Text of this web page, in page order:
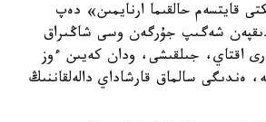
قايتسەم حالقىما ارنايمىن» دەپ
شەگىپ جۇرگەن وسى شاڭىراق
اقتاي، جىلقىشى، ودان كەيىن ءوز
ەندىگى سالماق قارشاداي دالەلقاننىڭ